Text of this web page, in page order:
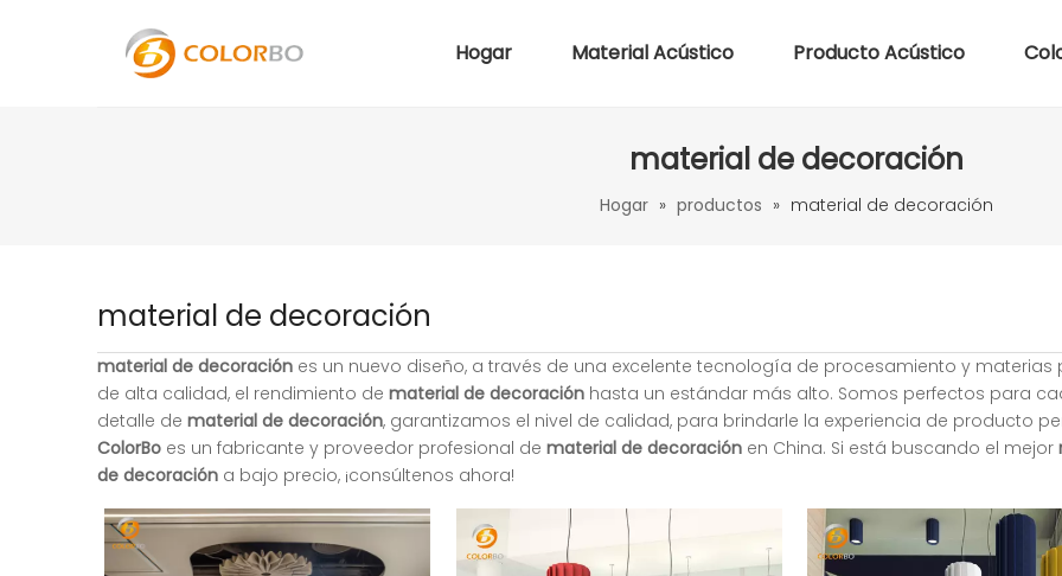
Hogar Material Acústico Producto Acústico
material de decoración
Hogar » productos » material de decoración
material de decoración
material de decoración es un nuevo diseño, a través de una excelente tecnología de procesamiento y materias
de alta calidad, el rendimiento de material de decoración hasta un estándar más alto. Somos perfectos para
detalle de material de decoración, garantizamos el nivel de calidad, para brindarle la experiencia de producto
ColorBo es un fabricante y proveedor profesional de material de decoración en China. Si está buscando el mejor
de decoración a bajo precio, ¡consúltenos ahora!